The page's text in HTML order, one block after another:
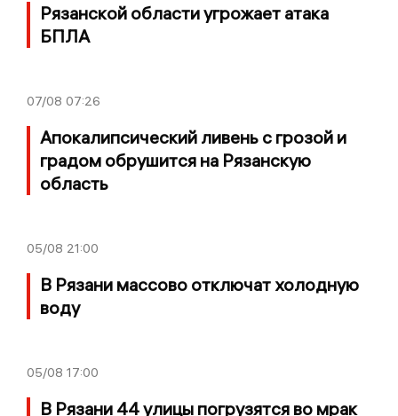
Рязанской области угрожает атака
БПЛА
07/08 07:26
Апокалипсический ливень с грозой и
градом обрушится на Рязанскую
область
05/08 21:00
В Рязани массово отключат холодную
воду
05/08 17:00
В Рязани 44 улицы погрузятся во мрак